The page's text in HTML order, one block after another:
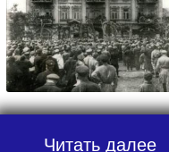
Читать далее